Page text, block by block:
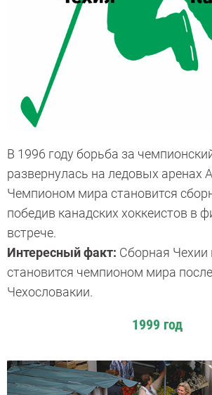
В 1996 году борьба за
развернулась на ледовых аренах
Чемпионом мира становится
победив канадских хоккеистов в
встрече.
Интересный факт: Сборная Чехии
становится чемпионом мира
Чехословакии.
1999 год